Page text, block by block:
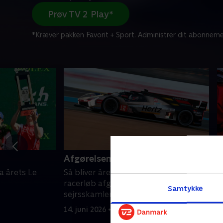
Samtykke
Prøv TV 2 Play*
*Kræver pakken Favorit + Sport. Administrer dit
årets Le
Afgørelsen
Så bliver åreste spændende Le Mans-
racerløb afgjort. Får vi danskere på
sejrsskamlen i år?
14. juni 2026 • 115 min